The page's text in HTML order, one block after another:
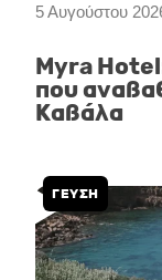
5 Αυγούστου
Myra
που
Καβάλα
ΓΕΥΣΗ